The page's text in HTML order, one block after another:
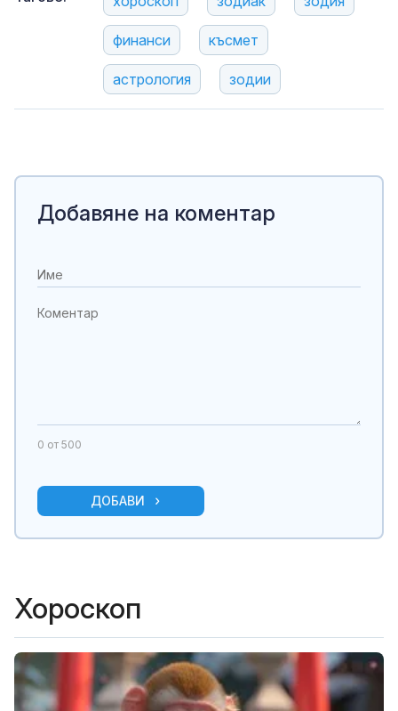
финанси късмет
астрология зодии
Добавяне на коментар
0 от 500
ДОБАВИ
Хороскоп